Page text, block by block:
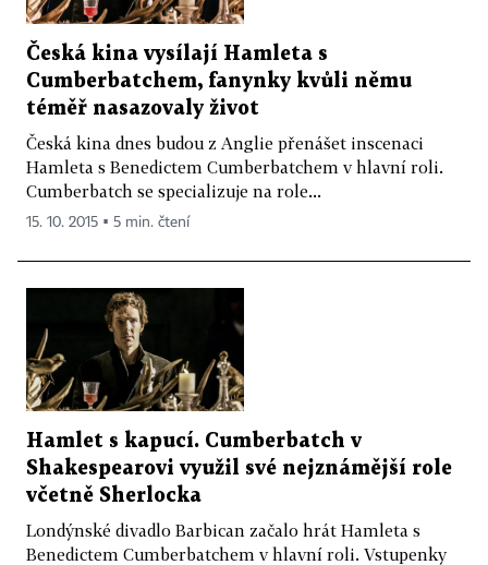
Česká kina vysílají Hamleta s
Cumberbatchem, fanynky kvůli němu
téměř nasazovaly život
Česká kina dnes budou z Anglie přenášet inscenaci
Hamleta s Benedictem Cumberbatchem v hlavní roli.
Cumberbatch se specializuje na role...
15. 10. 2015 ▪ 5 min. čtení
Hamlet s kapucí. Cumberbatch v
Shakespearovi využil své nejznámější role
včetně Sherlocka
Londýnské divadlo Barbican začalo hrát Hamleta s
Benedictem Cumberbatchem v hlavní roli. Vstupenky